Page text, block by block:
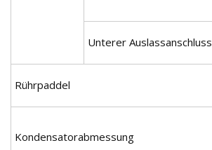
Unterer Auslassanschluss
Rührpaddel
Kondensatorabmessung